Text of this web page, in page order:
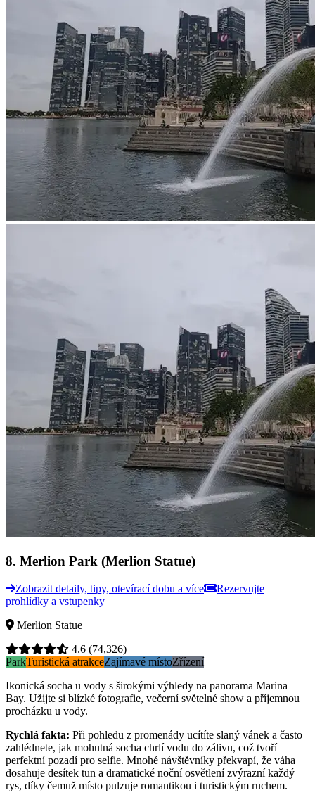
8. Merlion Park (Merlion Statue)
Zobrazit detaily, tipy, otevírací dobu a více
Rezervujte
prohlídky a vstupenky
Merlion Statue
4.6 (74,326)
ParkTuristická atrakceZajímavé místoZřízení
Ikonická socha u vody s širokými výhledy na panorama Marina
Bay. Užijte si blízké fotografie, večerní světelné show a příjemnou
procházku u vody.
Rychlá fakta: Při pohledu z promenády ucítíte slaný vánek a často
zahlédnete, jak mohutná socha chrlí vodu do zálivu, což tvoří
perfektní pozadí pro selfie. Mnohé návštěvníky překvapí, že váha
dosahuje desítek tun a dramatické noční osvětlení zvýrazní každý
rys, díky čemuž místo pulzuje romantikou i turistickým ruchem.